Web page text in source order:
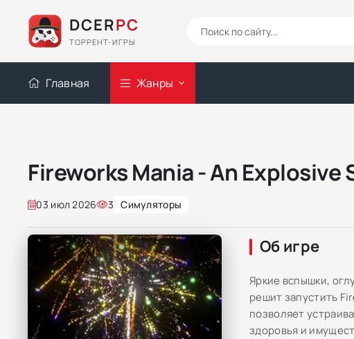
DCERPC
ТОРРЕНТ-ИГРЫ
Главная Жанры
Fireworks Mania - An Explosive
03 июл 2026 3 Симуляторы
Об игре
Яркие вспышки,
решит запустить
позволяет
здоровья и